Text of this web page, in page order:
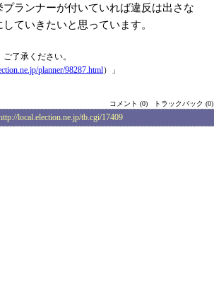
ランナーが付いていれば違反は出さな
ていきたいと思っています。
了承ください。
tion.ne.jp/planner/98287.html）」
コメント (0) トラックバック (0)
local.election.ne.jp/tb.cgi/17409